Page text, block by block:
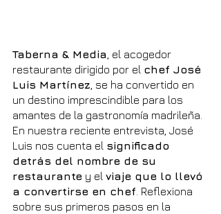
Taberna & Media , el acogedor
restaurante dirigido por el chef José
Luis Martínez , se ha convertido en
un destino imprescindible para los
amantes de la gastronomía madrileña.
En nuestra reciente entrevista, José
Luis nos cuenta el significado
detrás del nombre de su
restaurante y el viaje que lo llevó
a convertirse en chef . Reflexiona
sobre sus primeros pasos en la